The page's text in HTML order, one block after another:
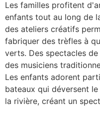
Les familles profitent
enfants tout au long de
des ateliers créatifs
fabriquer des trèfles à
verts. Des spectacles
des musiciens
Les enfants adorent
bateaux qui déversent
la rivière, créant un